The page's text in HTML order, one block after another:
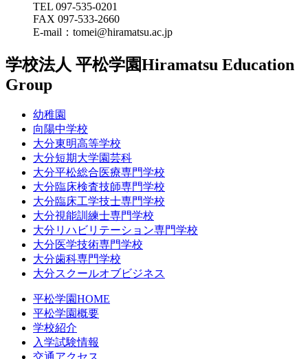
TEL 097-535-0201
FAX 097-533-2660
E-mail：tomei@hiramatsu.ac.jp
学校法人 平松学園Hiramatsu Education
Group
幼稚園
向陽中学校
大分東明高等学校
大分短期大学園芸科
大分平松総合医療専門学校
大分臨床検査技師専門学校
大分臨床工学技士専門学校
大分視能訓練士専門学校
大分リハビリテーション専門学校
大分医学技術専門学校
大分歯科専門学校
大分スクールオブビジネス
平松学園HOME
平松学園概要
学校紹介
入学試験情報
交通アクセス